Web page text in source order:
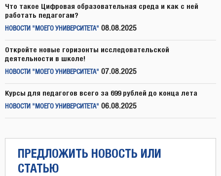
Что такое Цифровая образовательная среда и как с ней
работать педагогам?
НОВОСТИ "МОЕГО УНИВЕРСИТЕТА" 08.08.2025
Откройте новые горизонты исследовательской
деятельности в школе!
НОВОСТИ "МОЕГО УНИВЕРСИТЕТА" 07.08.2025
Курсы для педагогов всего за 699 рублей до конца лета
НОВОСТИ "МОЕГО УНИВЕРСИТЕТА" 06.08.2025
ПРЕДЛОЖИТЬ НОВОСТЬ ИЛИ
СТАТЬЮ